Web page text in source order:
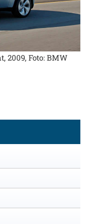
2009, Foto: BMW